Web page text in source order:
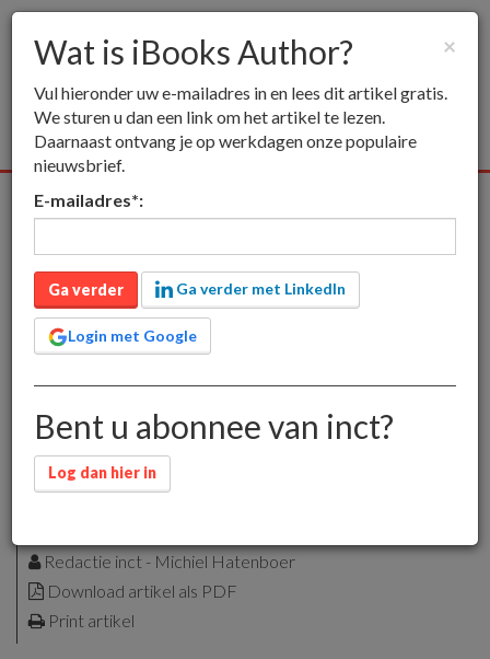
Alle media Publieksmedia
Wat is iBooks Author?
iBooks ontwikkeld. Wat kan het en hoe werkt het?
alleen voor leden
Redactie inct - Michiel Hatenboer
Download artikel als PDF
Print artikel
×
Wat is iBooks Author?
Vul hieronder uw e-mailadres in en lees dit artikel gratis.
We sturen u dan een link om het artikel te lezen.
Daarnaast ontvang je op werkdagen onze populaire
nieuwsbrief.
E-mailadres*:
Ga verder Ga verder met LinkedIn
Login met Google
Bent u abonnee van inct?
Log dan hier in